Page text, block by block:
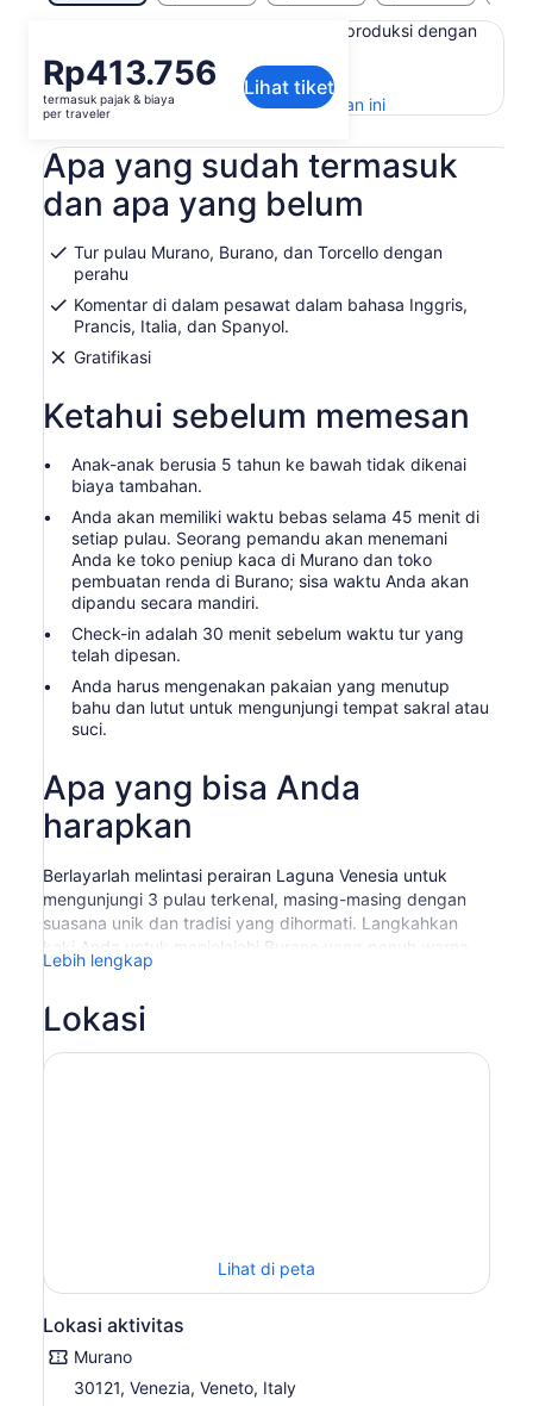
Harga
Rp413.756
per
Rp413.756
termasuk pajak & biaya
per traveler
Lihat tiket
Konten di halaman ini mungkin diproduksi dengan
Lihat teks asli (Bahasa Inggris)
Berikan masukan untuk terjemahan iniBuka
tab
baru
Apa yang sudah termasuk
dan apa yang belum
Tur pulau Murano, Burano, dan Torcello dengan
perahu
Komentar di dalam pesawat dalam bahasa Inggris,
Prancis, Italia, dan Spanyol.
Gratifikasi
Ketahui sebelum memesan
Anak-anak berusia 5 tahun ke bawah tidak dikenai
biaya tambahan.
Anda akan memiliki waktu bebas selama 45 menit di
setiap pulau. Seorang pemandu akan menemani
Anda ke toko peniup kaca di Murano dan toko
pembuatan renda di Burano; sisa waktu Anda akan
dipandu secara mandiri.
Check-in adalah 30 menit sebelum waktu tur yang
telah dipesan.
Anda harus mengenakan pakaian yang menutup
bahu dan lutut untuk mengunjungi tempat sakral atau
suci.
Apa yang bisa Anda
harapkan
Berlayarlah melintasi perairan Laguna Venesia untuk
mengunjungi 3 pulau terkenal, masing-masing dengan
suasana unik dan tradisi yang dihormati. Langkahkan
kaki Anda untuk menjelajahi Burano yang penuh warna,
menjelajahi jalan-jalan di Torcello yang kuno, dan
tempat kerja.
Mark's Square atau di belakang stasiun kereta Santa
Burano, yang terkenal dengan rumah-rumah nelayan
yang mempesona dengan warna-warna mencolok dan
berani. Awali kunjungan Anda di sini dengan mengunjungi
toko pembuat renda-pulau ini terkenal dengan desain
buatan tangannya yang halus-sebelum berkeliling untuk
memotret kanal yang melintasi pulau atau menikmati kopi
Lebih lengkap
Lokasi
Lihat di peta
Lokasi aktivitas
Murano
30121, Venezia, Veneto, Italy